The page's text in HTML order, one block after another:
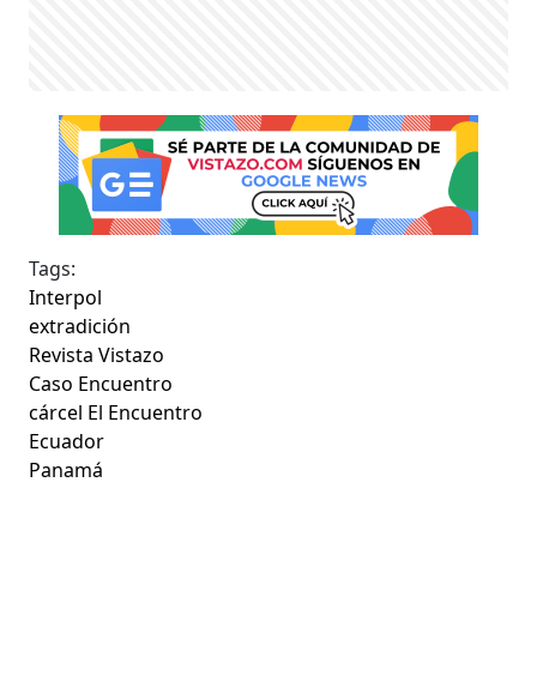
Tags:
Interpol
extradición
Revista Vistazo
Caso Encuentro
cárcel El Encuentro
Ecuador
Panamá